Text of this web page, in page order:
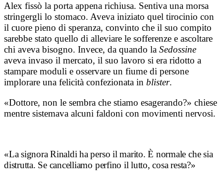
Alex fissò la porta appena richiusa. Sentiva una morsa
stringergli lo stomaco. Aveva iniziato quel tirocinio con
il cuore pieno di speranza, convinto che il suo compito
sarebbe stato quello di alleviare le sofferenze e ascoltare
chi aveva bisogno. Invece, da quando la Sedossine
aveva invaso il mercato, il suo lavoro si era ridotto a
stampare moduli e osservare un fiume di persone
implorare una felicità confezionata in blister.
«Dottore, non le sembra che stiamo esagerando?» chiese
mentre sistemava alcuni faldoni con movimenti nervosi.
«La signora Rinaldi ha perso il marito. È normale che sia
distrutta. Se cancelliamo perfino il lutto, cosa resta?»